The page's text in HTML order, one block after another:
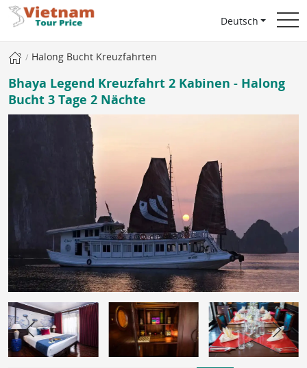
Deutsch
Halong Bucht Kreuzfahrten
Bhaya Legend Kreuzfahrt 2 Kabinen - Halong
Bucht 3 Tage 2 Nächte